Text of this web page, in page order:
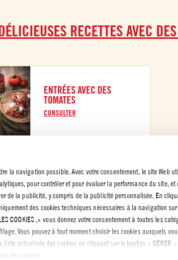
la navigation possible. Avec votre consentement, le site Web
pour contrôler et pour évaluer la performance du site, et
de la publicité, y compris de la publicité personnalisée. En
des cookies techniques nécessaires à la navigation
COOKIES ,» vous donnez votre consentement à toutes les
Vous pouvez à tout moment choisir les cookies auxquels
actualisée des cookies en cliquant sur le bouton « GÉRER
des cookies
RECETTES AVEC
ENTRÉES AVEC DES
TOMATES
CONSULTER